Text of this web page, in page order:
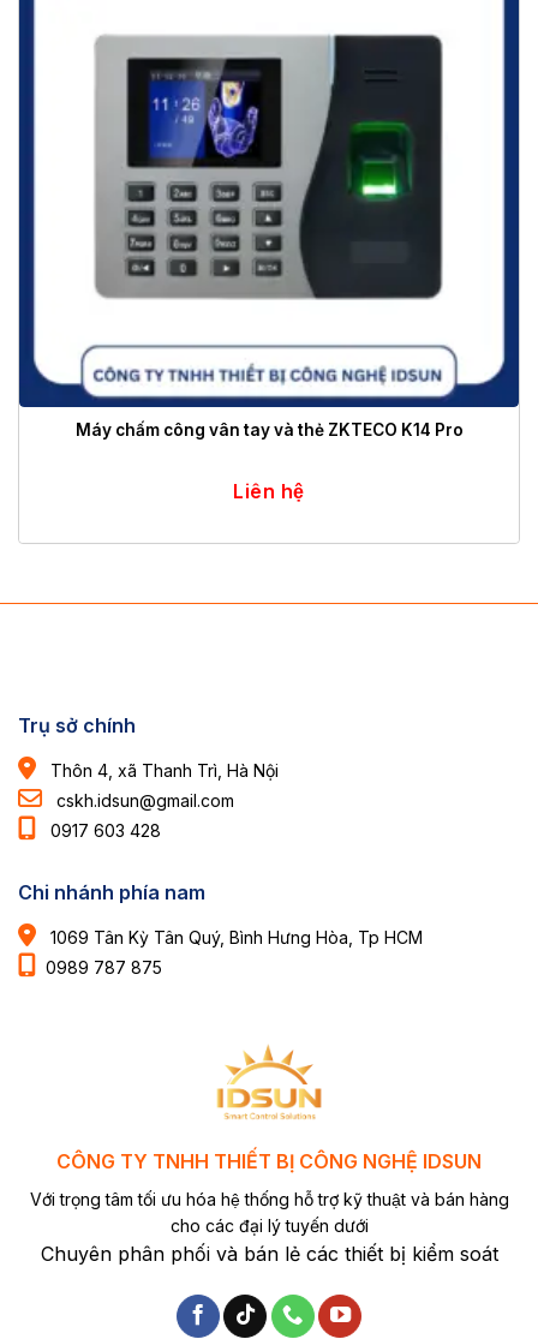
Máy chấm công vân tay và thẻ ZKTECO K14 Pro
Liên hệ
Trụ sở chính
Thôn 4, xã Thanh Trì, Hà Nội
cskh.idsun@gmail.com
0917 603 428
Chi nhánh phía nam
1069 Tân Kỳ Tân Quý, Bình Hưng Hòa, Tp HCM
0989 787 875
CÔNG TY TNHH THIẾT BỊ CÔNG NGHỆ IDSUN
Với trọng tâm tối ưu hóa hệ thống hỗ trợ kỹ thuật và bán hàng
cho các đại lý tuyến dưới
Chuyên phân phối và bán lẻ các thiết bị kiểm soát